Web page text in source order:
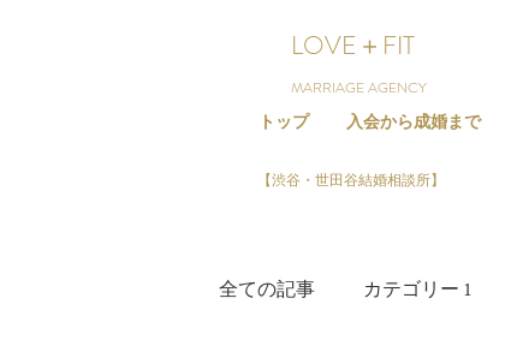
LOVE＋FIT
MARRIAGE AGENCY
トップ
入会から成婚まで
【渋谷・世田谷結婚相談所】
全ての記事 カテゴリー 1